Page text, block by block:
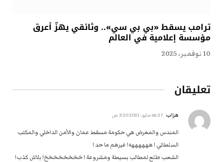
ترامب يسقط «بي بي سي».. وثائقي يهزّ أعرق
مؤسسة إعلامية في العالم
10 نوفمبر، 2025
تعليقان
هزاب 27 مايو، 2021 3:20 ص
المندس والمغرض هي حكومة مسقط عمان والأمن الداخلي والمكتب
السلطاني ! ههههههه! غيرهم ما حد !
الشعب طلع لمطالب بسيطة ومشروعة ! خخخخخخخخ! بلاش كذب!